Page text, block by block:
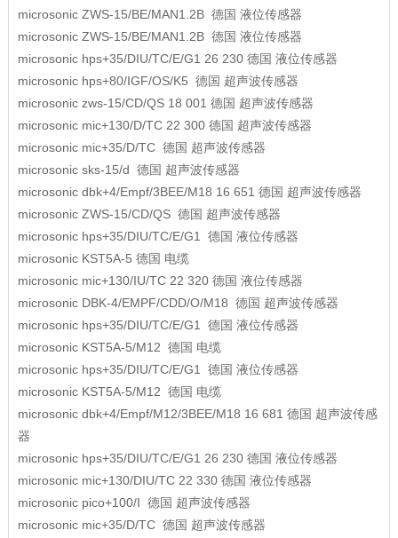
microsonic ZWS-15/BE/MAN1.2B 德国 液位传感器
microsonic ZWS-15/BE/MAN1.2B 德国 液位传感器
microsonic hps+35/DIU/TC/E/G1 26 230 德国 液位传感器
microsonic hps+80/IGF/OS/K5 德国 超声波传感器
microsonic zws-15/CD/QS 18 001 德国 超声波传感器
microsonic mic+130/D/TC 22 300 德国 超声波传感器
microsonic mic+35/D/TC 德国 超声波传感器
microsonic sks-15/d 德国 超声波传感器
microsonic dbk+4/Empf/3BEE/M18 16 651 德国 超声波传感器
microsonic ZWS-15/CD/QS 德国 超声波传感器
microsonic hps+35/DIU/TC/E/G1 德国 液位传感器
microsonic KST5A-5 德国 电缆
microsonic mic+130/IU/TC 22 320 德国 液位传感器
microsonic DBK-4/EMPF/CDD/O/M18 德国 超声波传感器
microsonic hps+35/DIU/TC/E/G1 德国 液位传感器
microsonic KST5A-5/M12 德国 电缆
microsonic hps+35/DIU/TC/E/G1 德国 液位传感器
microsonic KST5A-5/M12 德国 电缆
microsonic dbk+4/Empf/M12/3BEE/M18 16 681 德国 超声波传感
器
microsonic hps+35/DIU/TC/E/G1 26 230 德国 液位传感器
microsonic mic+130/DIU/TC 22 330 德国 液位传感器
microsonic pico+100/I 德国 超声波传感器
microsonic mic+35/D/TC 德国 超声波传感器